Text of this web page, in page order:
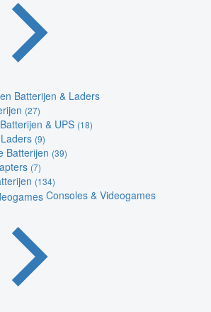
Batterijen & Laders
(27)
& UPS (18)
(9)
Batterijen (39)
(7)
(134)
Consoles & Videogames